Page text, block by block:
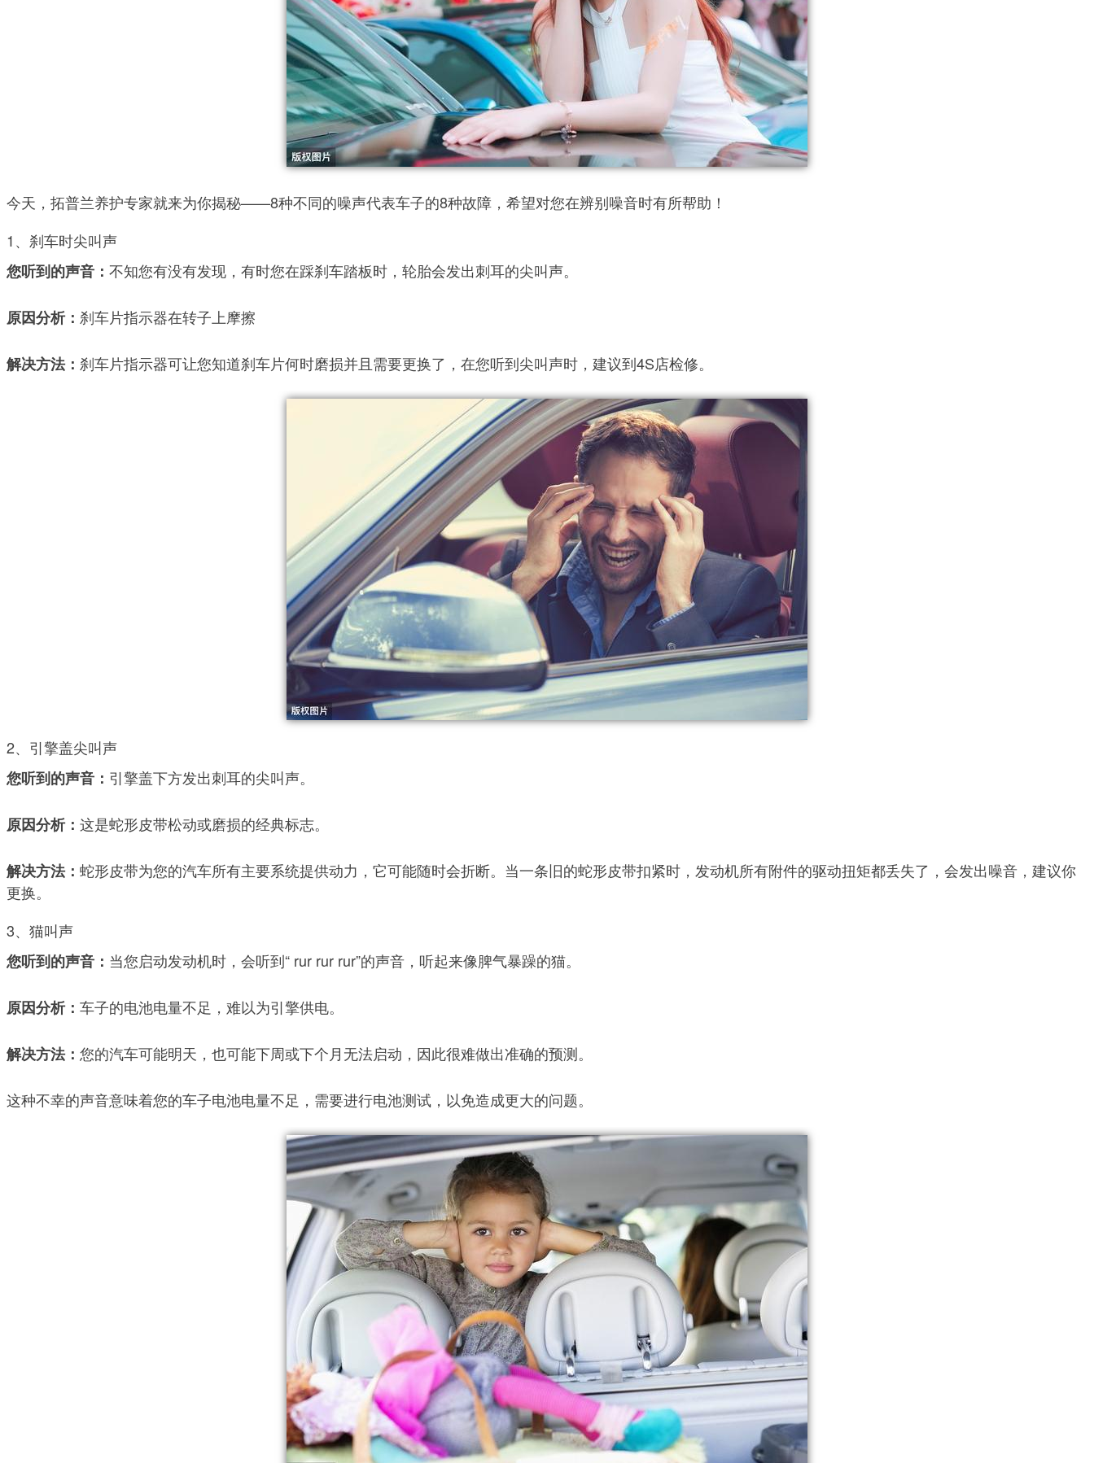
今天，拓普兰养护专家就来为你揭秘——8种不同的噪声代表车子的8种故障，希望对您在辨别噪音时有所帮助！
1、刹车时尖叫声
您听到的声音： 不知您有没有发现，有时您在踩刹车踏板时，轮胎会发出刺耳的尖叫声。
原因分析： 刹车片指示器在转子上摩擦
解决方法： 刹车片指示器可让您知道刹车片何时磨损并且需要更换了，在您听到尖叫声时，建议到4S店检修。
2、引擎盖尖叫声
您听到的声音： 引擎盖下方发出刺耳的尖叫声。
原因分析： 这是蛇形皮带松动或磨损的经典标志。
解决方法： 蛇形皮带为您的汽车所有主要系统提供动力，它可能随时会折断。当一条旧的蛇形皮带扣紧时，发动机所有附件的驱动扭矩都丢失了，会发出噪音，建议你
更换。
3、猫叫声
您听到的声音： 当您启动发动机时，会听到“ rur rur rur”的声音，听起来像脾气暴躁的猫。
原因分析： 车子的电池电量不足，难以为引擎供电。
解决方法： 您的汽车可能明天，也可能下周或下个月无法启动，因此很难做出准确的预测。
这种不幸的声音意味着您的车子电池电量不足，需要进行电池测试，以免造成更大的问题。